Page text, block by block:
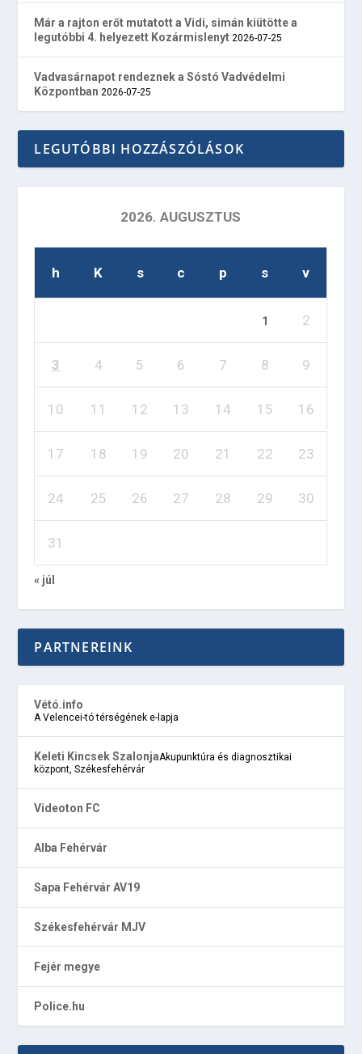
Már a rajton erőt mutatott a Vidi, simán kiütötte a
legutóbbi 4. helyezett Kozármislenyt 2026-07-25
Vadvasárnapot rendeznek a Sóstó Vadvédelmi
Központban 2026-07-25
LEGUTÓBBI HOZZÁSZÓLÁSOK
2026. AUGUSZTUS
h K s c p s v
1 2
3 4 5 6 7 8 9
10 11 12 13 14 15 16
17 18 19 20 21 22 23
24 25 26 27 28 29 30
31
« júl
PARTNEREINK
Vétó.info
A Velencei-tó térségének e-lapja
Keleti Kincsek SzalonjaAkupunktúra és diagnosztikai
központ, Székesfehérvár
Videoton FC
Alba Fehérvár
Sapa Fehérvár AV19
Székesfehérvár MJV
Fejér megye
Police.hu